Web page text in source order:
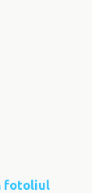
fotoliul